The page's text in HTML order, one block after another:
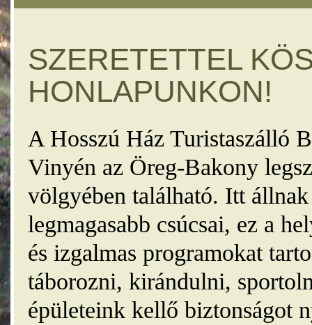
SZERETETTEL
HONLAPUNKON!
A Hosszú Ház Turistaszálló
Vinyén az Öreg-Bakony
völgyében található. Itt
legmagasabb csúcsai, ez a
és izgalmas programokat
táborozni, kirándulni,
épületeink kellő biztonságot